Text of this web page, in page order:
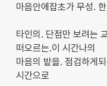
마음안에잡초가 무성.
타인의. 단점만 보려는
떠오르는.이 시간나의
마음의 밭을. 점검하게
시간으로